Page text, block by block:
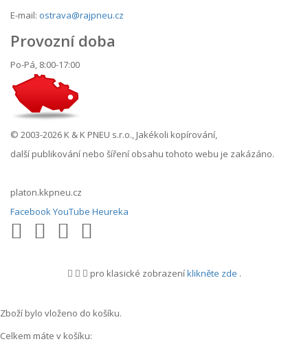
E-mail: ostrava@rajpneu.cz
Provozní doba
Po-Pá, 8:00-17:00
© 2003-2026 K & K PNEU s.r.o., Jakékoli kopírování,
další publikování nebo šíření obsahu tohoto webu je zakázáno.
platon.kkpneu.cz
FacebookYouTube Heureka
pro klasické zobrazeníklikněte zde .
Zboží bylo vloženo do košíku.
Celkem máte v košíku: